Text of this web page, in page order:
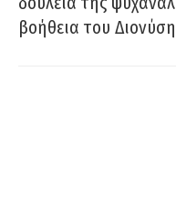
βοήθεια του